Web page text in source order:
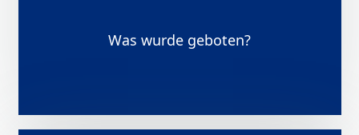
Was wurde geboten?